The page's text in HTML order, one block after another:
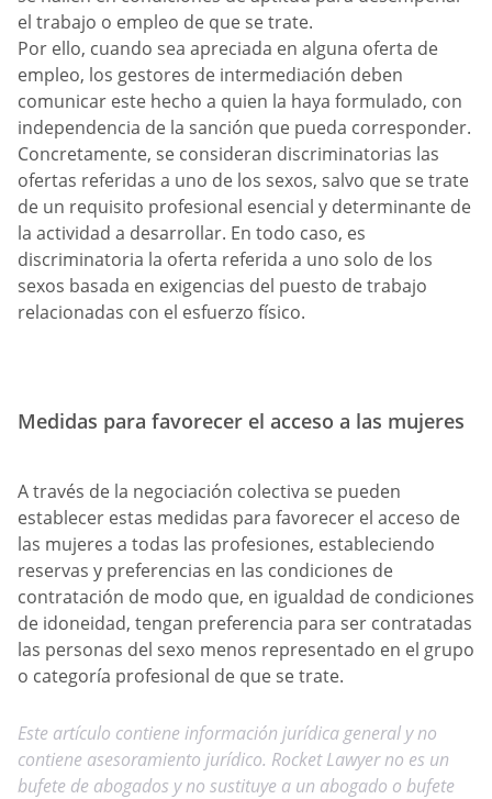
el trabajo o empleo de que se trate.
Por ello, cuando sea apreciada en alguna oferta de
empleo, los gestores de intermediación deben
comunicar este hecho a quien la haya formulado, con
independencia de la sanción que pueda corresponder.
Concretamente, se consideran discriminatorias las
ofertas referidas a uno de los sexos, salvo que se trate
de un requisito profesional esencial y determinante de
la actividad a desarrollar. En todo caso, es
discriminatoria la oferta referida a uno solo de los
sexos basada en exigencias del puesto de trabajo
relacionadas con el esfuerzo físico.
Medidas para favorecer el acceso a las mujeres
A través de la negociación colectiva se pueden
establecer estas medidas para favorecer el acceso de
las mujeres a todas las profesiones, estableciendo
reservas y preferencias en las condiciones de
contratación de modo que, en igualdad de condiciones
de idoneidad, tengan preferencia para ser contratadas
las personas del sexo menos representado en el grupo
o categoría profesional de que se trate.
Este artículo contiene información jurídica general y no
contiene asesoramiento jurídico. Rocket Lawyer no es un
bufete de abogados y no sustituye a un abogado o bufete